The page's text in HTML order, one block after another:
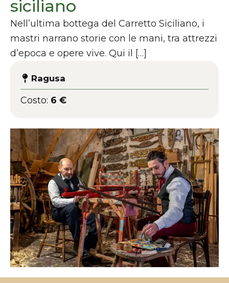
siciliano
Nell’ultima bottega del Carretto Siciliano, i
mastri narrano storie con le mani, tra attrezzi
d’epoca e opere vive. Qui il […]
Ragusa
Costo: 6 €